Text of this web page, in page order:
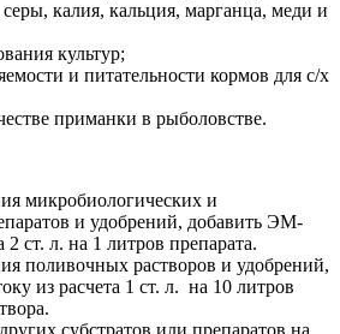
калия, кальция, марганца, меди и
культур;
и питательности кормов для с/х
приманки в рыболовстве.
микробиологических и
и удобрений, добавить ЭМ-
2 ст. л. на 1 литров препарата.
поливочных растворов и удобрений,
из расчета 1 ст. л. на 10 литров
субстратов или препаратов на